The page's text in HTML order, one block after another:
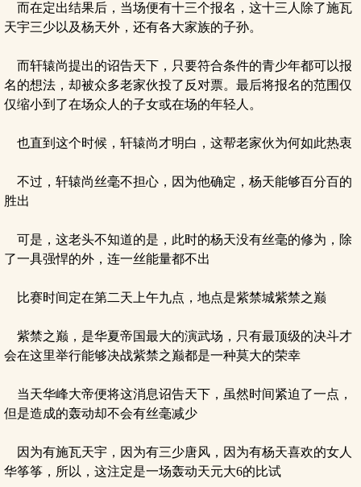
而在定出结果后，当场便有十三个报名，这十三人除了施瓦
天宇三少以及杨天外，还有各大家族的子孙。
而轩辕尚提出的诏告天下，只要符合条件的青少年都可以报
名的想法，却被众多老家伙投了反对票。最后将报名的范围仅
仅缩小到了在场众人的子女或在场的年轻人。
也直到这个时候，轩辕尚才明白，这帮老家伙为何如此热衷
不过，轩辕尚丝毫不担心，因为他确定，杨天能够百分百的
胜出
可是，这老头不知道的是，此时的杨天没有丝毫的修为，除
了一具强悍的外，连一丝能量都不出
比赛时间定在第二天上午九点，地点是紫禁城紫禁之巅
紫禁之巅，是华夏帝国最大的演武场，只有最顶级的决斗才
会在这里举行能够决战紫禁之巅都是一种莫大的荣幸
当天华峰大帝便将这消息诏告天下，虽然时间紧迫了一点，
但是造成的轰动却不会有丝毫减少
因为有施瓦天宇，因为有三少唐风，因为有杨天喜欢的女人
华筝筝，所以，这注定是一场轰动天元大6的比试